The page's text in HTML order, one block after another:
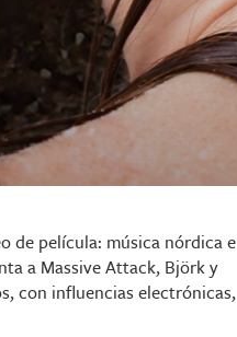
de película: música nórdica e
a Massive Attack, Björk y
con influencias electrónicas,